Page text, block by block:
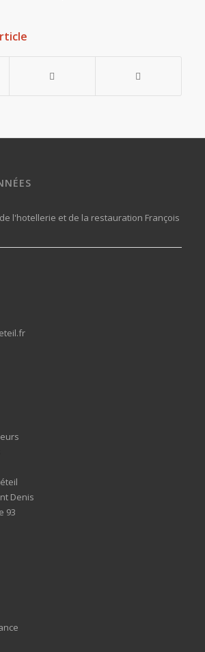
l'hotellerie et de la restauration François
Denis
93